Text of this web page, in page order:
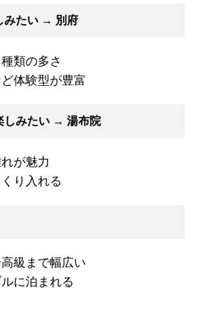
みたい → 別府
類の多さ
体験型が豊富
しみたい → 湯布院
が魅力
り入れる
級まで幅広い
に泊まれる